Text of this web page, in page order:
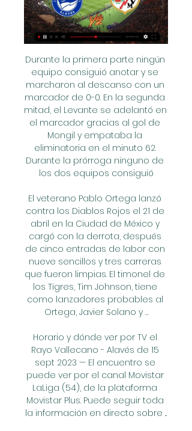
Durante la primera parte ningún equipo consiguió anotar y se marcharon al descanso con un marcador de 0-0. En la segunda mitad, el Levante se adelantó en el marcador gracias al gol de Mongil y empataba la eliminatoria en el minuto 62. Durante la prórroga ninguno de los dos equipos consiguió

El veterano Pablo Ortega lanzó contra los Diablos Rojos el 21 de abril en la Ciudad de México y cargó con la derrota, después de cinco entradas de labor con nueve sencillos y tres carreras que fueron limpias. El timonel de los Tigres, Tim Johnson, tiene como lanzadores probables al Ortega, Javier Solano y …

Horario y dónde ver por TV el Rayo Vallecano - Alavés de 15 sept 2023 — El encuentro se puede ver por el canal Movistar LaLiga (54), de la plataforma Movistar Plus. Puede seguir toda la información en directo sobre ...

Alavés: TV, horario y cómo ver LaLiga EA Sports online hoy 14 sept 2023 — El Rayo Vallecano vuelve a su estadio de manera totalmente diferente a como llegó en su último encuentro. El conjunto madrileño llega de ...

Hace clic sobre el enlace para Ver Belgrano de Córdoba vs Independiente en vivo y directo por la primera fecha del campeonato de Primera División temporada 16/17, a disputarse desde las 16 en el Mario Alberto Kempes y con el arbitraje de Patricio Loustau.

Rayo Vallecano vs. Deportivo Alavés: horario, TV, 12 sept 2023 — Horario y dónde ver el Rayo Vallecano vs. Alavés. El partido se celebrará este viernes 15 de septiembre, a partir de las 21:00 horas, en el ...

EL RELOJ vuelve con sus miembros originales Osvaldo Zabala –guitarra- y Eduardo Frezza –bajo y voz-, quienes junto a Richard Arena en teclados y Junior Faraón en …

¡GOL DEL SPORTING DE GIJÓN!. Cambio en el Deportivo de la Coruña: entra en el terreno de Leiva y sale Fede Cartabia.. en directo | ¡Buenas tardes y bienvenidos a la retransmisión en directo de los encuentros que van a dirimir el último equipo que jugará el playoff de ascenso a 1ª división! Deportivo…

BOGOTÁ - COLOMBIA, 14-11-2018: Miguel Solis arquero de Santa Fe en acción durante el encuentro entre Independiente Santa Fe y Deportes Tolima por los cuartos de final, ida, de la Liga Águila II 2018 jugado en el estadio Nemesio Camacho El Campin de la ciudad de Bogotá.

Paquetes de Viaje a Cuba. Cotiza tu viaje a Cuba saliendo desde las principales ciudades de México y ahorra en tu viaje comprando un paquete Hotel + Avión y págalo a 18 meses sin intereses.

AKRON presenta un nuevo equipo y alianzas comerciales en San Francisco Expone 2018. lanza con suspensión hidráulica y transmisión cardánica K514 con safe de seguridad. Por otro lado, AKRON sigue desarrollando vínculos estratégicos claves para acercar soluciones reales al hombre de campo.

En vivo Rayo Vallecano vs Alavés minuto a 21 ' Se reanuda el partido. 19 ' El juego está detenido debido a una lesión Antonio Blanco (Deportivo ...

DEPORTIVO ALAVÉS vs RAYO VALLECANO - Jornada 28 YouTube YouTube YouTube Carrusel Deportivo Hace 5 horas Hace 5 horas Falta: verlo verlo

Elásticos en Burzaco - automotores elásticos, Cuyo 2500 , (1852) Burzaco, Buenos Aires. Acoplamientos de Tisa Transmisiones. Contamos con amplia gama de acoples elásticos. Rulemanes, Rodamientos a Bolillas y Rodillos, Acoplamientos Elásticos - E de San Martín 3005 , Valentín Alsina, Buenos Aires - Teléfono: (011) 4208.

Los equipos Guaros de Lara y Panteras de Miranda son los quintetos que actualmente se encuentran como respectivos líderes de la Conferencia Occidental y la Conferencia Oriental de la Temporada 2018 de la Liga Profesional de Baloncesto de Venezuela (LPB), especialmente tras sendas barridas conseguidas en las jornadas de esta semana ante.

A continuación puedes consultar todos los datos de contacto, incluidos la dirección y el teléfono, de la empresa CAJA DE AHORROS Y MONTE DE PIEDAD DE CORDOBA SUCURSAL en la provincia de BADAJOZ.

B. Fundamentación: Hace un tiempo la presidente Cristina Fernandez entregó 340 motos tipo patrulleras a efectivos de Gendarmería Nacional (GN). Las unidades serán destinadas para el control de las rutas y caminos en las unidades de seguridad vial que …

Mira aquí el partido entre Antigua GFC vs Deportivo Malacateco en VIVO en Directo Online por la jornada 8 del torneo clausura este domingo 17 de febrero del 2019 a …

La otra semifinal la disputarán el Atlético Grau de Piura y el Deportivo Coopsol, de Chancay, dos clubes de la segunda división que lograron la machada de eliminar a Sporting Cristal y a Universitario de Deportes, dos equipos de primera división que están entre los tres grandes del fútbol peruano.

Ajax vs Chelsea: Sigue la transmisión OnLine, minuto a minuto, en vivo y en directo del juego de la Jornada 3 de Champions League. Chucky Lozano y Napoli visitarán al Red Bull Salzburg en le tercera fecha de la Champions League este miércoles 23 de octubre a las 14:00 horas

Tras no ponerse de acuerdo en el cambio de formato, la Superliga Argentina quedará sin modificaciones a lo hablado previamente: Para los 24 clubes de Primera División habrá un torneo de 23 fechas a una sola rueda con cuatro descensos por promedio y dos ascensos, a continuación los detalles. Formato de la Superliga 2019/20:

LaLiga: Previa y claves del Alavés - Rayo Vallecano hace 2 días — Previa, claves, alineaciones probables y dónde ver el partido de la jornada 28 de LaLiga 2023/24 del Deportivo Alavés contra el Rayo ...

Otra opción de tener un muy buen trayecto de viaje desde Puente Genil Herrera es viajar en un AVE Puente Genil Herrera Zaragoza, o escoger un viaje desde Puente Genil Herrera en otro tipo de tren que no sea AVE, como los trenes Avant que recorren las ciudades de Sevilla, Córdoba, Puente Genil Herrera y …

Lazio contra Novara - enero 12, 2019 - Listados de TV y transmisión en línea en vivo, Resultados en vivo, Noticias y videos :: Live Soccer TV

Newell's Newell's visita a Talleres con la intención de recuperar juego y sumar puntos. El equipo de Kudelka tiene 18 puntos y buscará en Córdoba retomar la línea futbolística que venía mostrando hasta el traspié de la fecha pasada ante Gimnasia.

Soles de Mexicali se coronan en el básquetbol nacional Alejandro Fitzmaurice 11 abril, 2018 0 Comments Soles de Mexicali conquistó por tercera ocasión la corona de la Liga Nacional de Baloncesto Profesional (LNBP), al derrotar anoche a Capitanes de la Ciudad de México por 87-83, para ganar la serie final cuatro juegos a uno.

Consulta los datos del partido La Equidad vs. Santa Fe en la competición Liga Águila I 2018 con comentarios en directo en AS.com. 53' Offside, Independiente Santa Fe. Miguel Solís tries a through ball, but Brayan Fernández is caught offside. 52' Offside, Independiente Santa Fe.

Deportivo Alavés - Rayo Vallecano en vivo, resultados H2H Deportivo Alavés Rayo Vallecano marcadores en directo (y ver en vivo gratis video streaming en directo) comienza el 10 mar 2024 a las 13:00 (Hora UTC) en ...

Alavés vs. Rayo Vallecano en vivo: cómo verlo, horario y TV hace 10 horas — Alavés y Rayo Vallecano se enfrentarán por La Liga de España el domingo 10 de marzo. El partido se jugará a las 10:00hs. Seguilo en vivo.

COQUIMBO 1 ANTOFAGASTA 1. Antofagasta, de visita, empató a 1 con Coquimbo, resultado que lo mantiene en los últimos lugares, aunque momentáneamente fuera de la zona de descenso directo. A los 54’ se puso en ventaja Antofagasta con gol de Tobías Figueroa, pero Coquimbo, sobre el final, logró el empate con anotación de Mauricio Pinilla.

Locanto te ofrece anuncios clasificados gratis en las principales ciudades de Venezuela. ¡Publica tus anuncios hoy y navega a través de la gran selección de clasificados en Locanto!

Minuto a minuto Argentinos Juniors vs Colón online en Buenos Aires, hora de Paraguay cotejo para sudar la camiseta 17 de noviembre, novena fecha en Diego Armando Maradona. Argentinos Juniors. Buenos Aires. viernes 17 de noviembre. 16:00 UTC-4 novena jornada. Colón. Santa F.

Por lo que en esta ocasión, los Guerreros de Oaxaca llegan al Fray Nano después de perder la serie de media semana frente a los Toros de Tijuana, mientras que los Diablos empataron su confrontación frente al Veracruz, ya que no se pudo jugar el tercero encuentro debido a la lluvia.

A SAN JOSÉ, LOS SANTOS, ÁNGELES Y VARIAS V. Patriarca San José, R. ruega por nosotros. V. San José mi padre y señor, R. enséñame a querer más cada día a Jesús y María. V. Haced, San José, que vivamos una vida inocente R. y esté siempre asegurada bajo vuestro patrocinio. V. V. Santos y Mártires de Cristo Rey, R. rueguen por nosotros.

Marcadores en directo · Ligas y Copas La Liga Águila ya conoce su calendario completo para el primer semestre del año. La IndependenciaTelevisión:. Horario 2 für 1 gutschein bremen de final uniautonoma vs fortaleza en vivo win sport de Copa Águila:

Descubre las últimas cuotas para el Avaí - Vasco da Gama de Fútbol con SmartBets. Regístrate y personaliza tu cuenta para sacarle el máximo partido.

La literatura hispanoárabe presenta diferencias profundas con las literaturas románicas peninsulares. Por una parte, el repertorio de autores es amplísimo, aunque las obras de …

En la próxima fecha, Belgrano recibirá a Tiro Federal. General Belgrano sufrió ayer un duro traspié al caer como visitante de Defensores de Belgrano de Villa Ramallo por 4-0, en el partido que cerró la tercera fecha de la Zona "C" del Torneo Federal "A" de fútbol.

Rayo Vallecano | Web Oficial Rayo Vallecano. 11. 2 mar 2024. Cádiz CF. Partido completado. LALIGA EA SPORTS·J28. Mendizorroza. Deportivo Alavés. 06:00.

Si está interesado en conocer más datos de la empresa CAFE BAR VILLARREAL C.B. puede acceder inmediatamente a este Informe ampliado de CAFE BAR VILLARREAL C.B. y consultar los resultados de sus 8 años de actividad, así como los balances y cuentas de resultados disponibles.

La UEFA ha reabierto el caso del PSG por dopaje financiero en los fichajes de Neymar y Mbappé. A pesar de la contradicción entre la Cámara de Adjudicatura del control económic